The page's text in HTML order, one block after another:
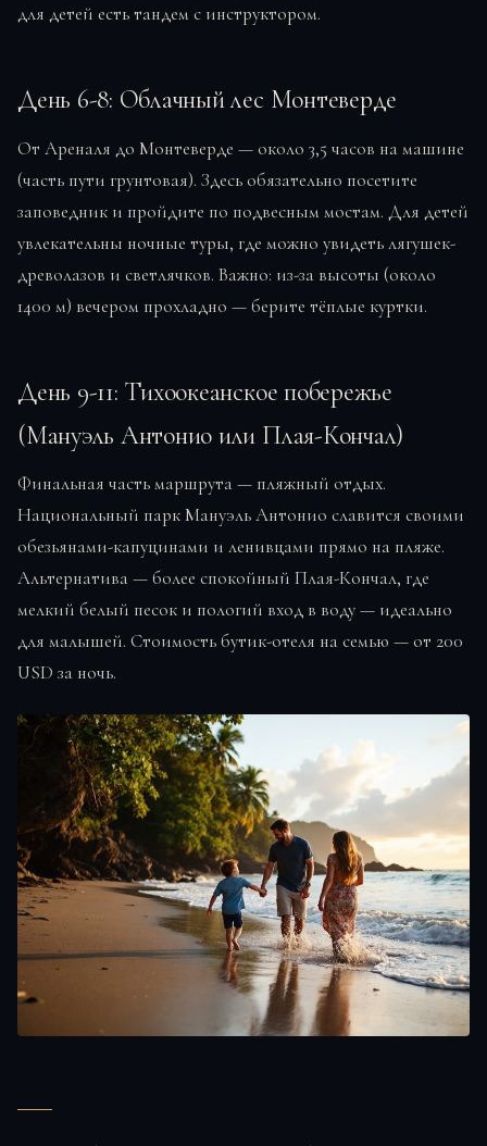
для детей есть тандем с инструктором.
День 6-8: Облачный лес Монтеверде
От Ареналя до Монтеверде — около 3,5 часов на машине
(часть пути грунтовая). Здесь обязательно посетите
заповедник и пройдите по подвесным мостам. Для детей
увлекательны ночные туры, где можно увидеть лягушек-
древолазов и светлячков. Важно: из-за высоты (около
1400 м) вечером прохладно — берите тёплые куртки.
День 9-11: Тихоокеанское побережье
(Мануэль Антонио или Плая-Кончал)
Финальная часть маршрута — пляжный отдых.
Национальный парк Мануэль Антонио славится своими
обезьянами-капуцинами и ленивцами прямо на пляже.
Альтернатива — более спокойный Плая-Кончал, где
мелкий белый песок и пологий вход в воду — идеально
для малышей. Стоимость бутик-отеля на семью — от 200
USD за ночь.